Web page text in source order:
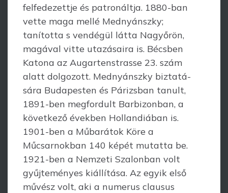
felfedezettje és patronáltja. 1880-ban
vette maga mellé Mednyánszky;
tanította s vendégül látta Nagyőrön,
magával vitte utazásaira is. Bécsben
Katona az Augartenstrasse 23. szám
alatt dolgozott. Mednyánszky biztatá­
sára Budapesten és Párizsban tanult,
1891-ben megfordult Barbizonban, a
következő években Hollandiában is.
1901-ben a Műbarátok Köre a
Műcsarnokban 140 képét mutatta be.
1921-ben a Nemzeti Szalonban volt
gyűjteményes kiállítása. Az egyik első
művész volt, aki a numerus clausus